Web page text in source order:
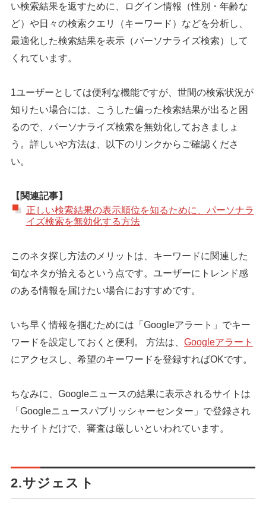
い検索結果を返すために、ログイン情報（性別・年齢な
ど）や日々の検索クエリ（キーワード）などを分析し、
最適化した検索結果を表示（パーソナライズ検索）して
くれています。
1ユーザーとしては便利な機能ですが、世間の検索状況が
知りたい場合には、こうした偏った検索結果が出ると困
るので、パーソナライズ検索を無効化しておきましょ
う。詳しいや方法は、以下のリンクからご確認くださ
い。
【関連記事】
正しい検索結果の表示順位を知るために、パーソナラ
イズ検索を無効化する方法
このネタ探し方法のメリットは、キーワードに関連した
旬なネタが拾えるという点です。ユーザーにトレンド感
のある情報を届けたい場合におすすめです。
いち早く情報を掴むためには「Googleアラート」でキー
ワードを設定しておくと便利。 方法は、 Googleアラート
にアクセスし、希望のキーワードを登録すればOKです。
ちなみに、Googleニュースの結果に表示されるサイトは
「Googleニュースパブリッシャーセンター」で登録され
たサイトだけで、審査は厳しいといわれています。
2.サジェスト